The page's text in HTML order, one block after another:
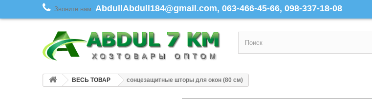
Звоните нам: AbdullAbdull184@gmail.com, 063-466-45-66, 098-337-18-08
ВЕСЬ ТОВАР сонцезащитные шторы для окон (80 см)